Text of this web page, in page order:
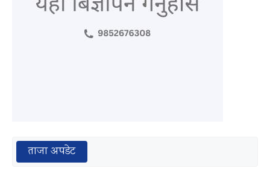
ताजा अपडेट